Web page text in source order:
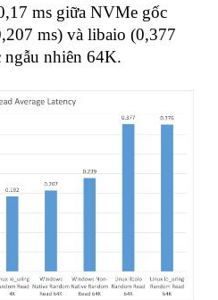
ms giữa NVMe gốc
ms) và libaio (0,377
ngẫu nhiên 64K.